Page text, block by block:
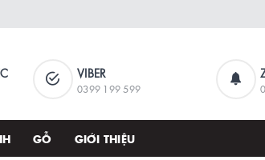
VIBER
0399 199 599
GỖ GIỚI THIỆU